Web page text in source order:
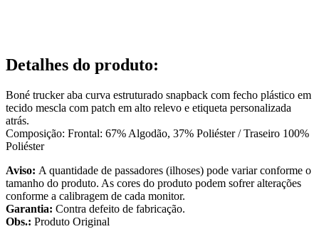
Detalhes do produto:
Boné trucker aba curva estruturado snapback com fecho plástico em
tecido mescla com patch em alto relevo e etiqueta personalizada
atrás.
Composição: Frontal: 67% Algodão, 37% Poliéster / Traseiro 100%
Poliéster
Aviso: A quantidade de passadores (ilhoses) pode variar conforme o
tamanho do produto. As cores do produto podem sofrer alterações
conforme a calibragem de cada monitor.
Garantia: Contra defeito de fabricação.
Obs.: Produto Original